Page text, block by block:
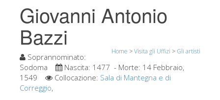
Eventi e mostre
Visita gli Uffizi
Giovanni Antonio
Bazzi
Home >Visita gli Uffizi > Gli artisti
Soprannominato:
Sodoma
Nascita: 1477 - Morte: 14 Febbraio,
1549
Collocazione: Sala di Mantegna e di
Correggio,